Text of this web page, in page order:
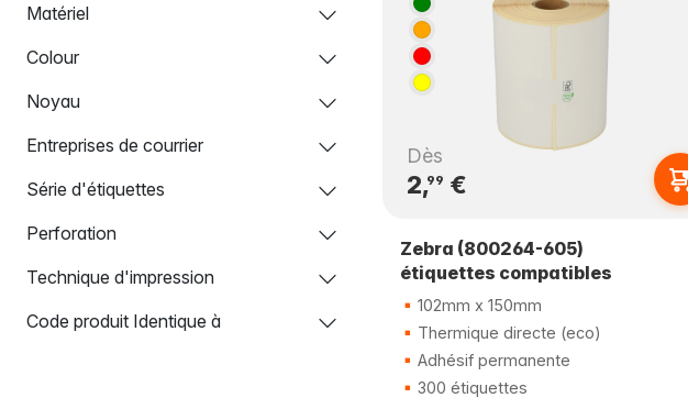
Matériel
Colour
Noyau
Entreprises de courrier
Série d'étiquettes
Perforation
Technique d'impression
Code produit Identique à
Dès
2,99 €
Zebra (800264-605)
étiquettes compatibles
102mm x 150mm
Thermique directe (eco)
Adhésif permanente
300 étiquettes